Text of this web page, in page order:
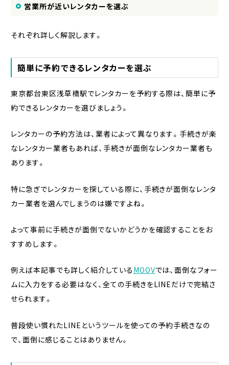
営業所が近いレンタカーを選ぶ
それぞれ詳しく解説します。
簡単に予約できるレンタカーを選ぶ
東京都台東区浅草橋駅でレンタカーを予約する際は、簡単に予
約できるレンタカーを選びましょう。
レンタカーの予約方法は、業者によって異なります。手続きが楽
なレンタカー業者もあれば、手続きが面倒なレンタカー業者も
あります。
特に急ぎでレンタカーを探している際に、手続きが面倒なレンタ
カー業者を選んでしまうのは嫌ですよね。
よって事前に手続きが面倒でないかどうかを確認することをお
すすめします。
例えば本記事でも詳しく紹介している MOOVでは、面倒なフォー
ムに入力をする必要はなく、全ての手続きをLINEだけで完結さ
せられます。
普段使い慣れたLINEというツールを使っての予約手続きなの
で、面倒に感じることはありません。